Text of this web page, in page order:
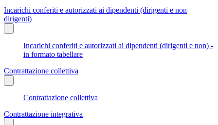
Incarichi conferiti e autorizzati ai dipendenti (dirigenti e non
dirigenti)
Incarichi conferiti e autorizzati ai dipendenti (dirigenti e non) -
in formato tabellare
Contrattazione collettiva
Contrattazione collettiva
Contrattazione integrativa